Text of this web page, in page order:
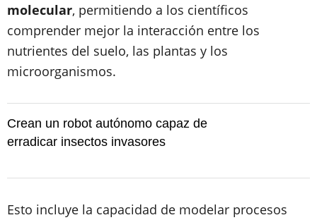
molecular, permitiendo a los científicos
comprender mejor la interacción entre los
nutrientes del suelo, las plantas y los
microorganismos.
Crean un robot autónomo capaz de
erradicar insectos invasores
Esto incluye la capacidad de modelar procesos